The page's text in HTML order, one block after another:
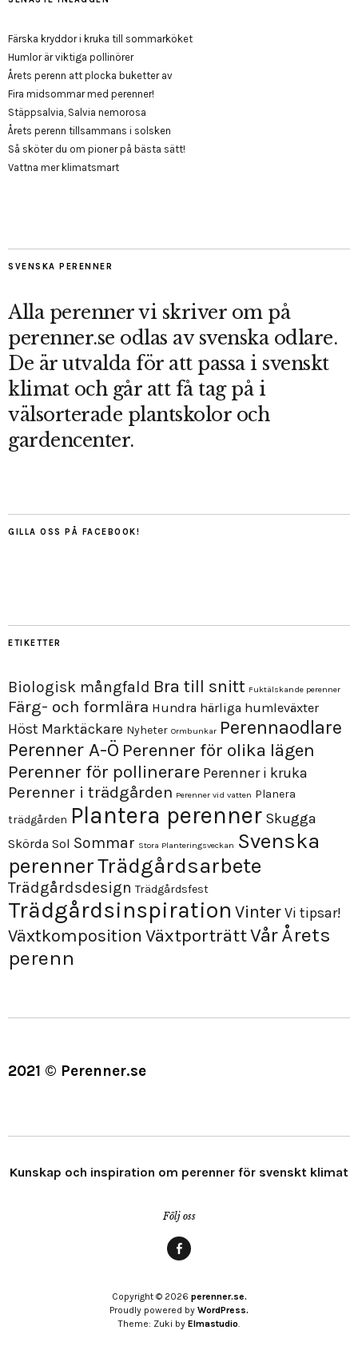
Färska kryddor i kruka till sommarköket
Humlor är viktiga pollinörer
Årets perenn att plocka buketter av
Fira midsommar med perenner!
Stäppsalvia, Salvia nemorosa
Årets perenn tillsammans i solsken
Så sköter du om pioner på bästa sätt!
Vattna mer klimatsmart
SVENSKA PERENNER
Alla perenner vi skriver om på
perenner.se odlas av svenska odlare.
De är utvalda för att passa i svenskt
klimat och går att få tag på i
välsorterade plantskolor och
gardencenter.
GILLA OSS PÅ FACEBOOK!
ETIKETTER
Biologisk mångfald Bra till snitt Fuktälskande perenner
Färg- och formlära Hundra härliga humleväxter
Höst Marktäckare Nyheter Ormbunkar Perennaodlare
Perenner A-Ö Perenner för olika lägen
Perenner för pollinerare Perenner i kruka
Perenner i trädgården Perenner vid vatten Planera
trädgården Plantera perenner Skugga
Skörda Sol Sommar Stora Planteringsveckan Svenska
perennerTrädgårdsarbete
Trädgårdsdesign Trädgårdsfest
Trädgårdsinspiration VinterVi tipsar!
Växtkomposition VäxtporträttVårÅrets
perenn
2021 © Perenner.se
Kunskap och inspiration om perenner för svenskt klimat
Följ oss
Copyright © 2026 perenner.se.
Proudly powered by WordPress.
Theme: Zuki by Elmastudio.